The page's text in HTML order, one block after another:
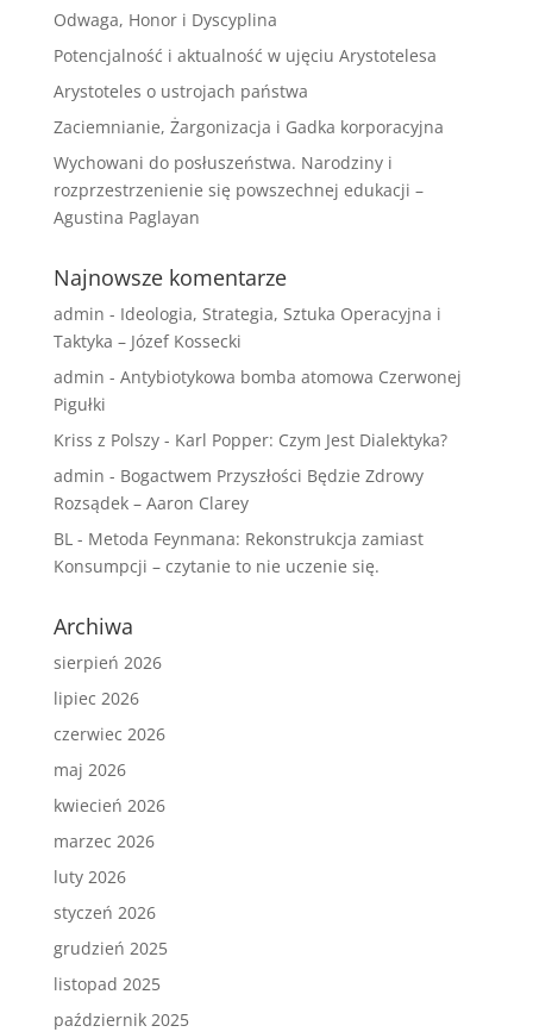
Odwaga, Honor i Dyscyplina
Potencjalność i aktualność w ujęciu Arystotelesa
Arystoteles o ustrojach państwa
Zaciemnianie, Żargonizacja i Gadka korporacyjna
Wychowani do posłuszeństwa. Narodziny i
rozprzestrzenienie się powszechnej edukacji –
Agustina Paglayan
Najnowsze komentarze
admin - Ideologia, Strategia, Sztuka Operacyjna i
Taktyka – Józef Kossecki
admin - Antybiotykowa bomba atomowa Czerwonej
Pigułki
Kriss z Polszy- Karl Popper: Czym Jest Dialektyka?
admin - Bogactwem Przyszłości Będzie Zdrowy
Rozsądek – Aaron Clarey
BL- Metoda Feynmana: Rekonstrukcja zamiast
Konsumpcji – czytanie to nie uczenie się.
Archiwa
sierpień 2026
lipiec 2026
czerwiec 2026
maj 2026
kwiecień 2026
marzec 2026
luty 2026
styczeń 2026
grudzień 2025
listopad 2025
październik 2025